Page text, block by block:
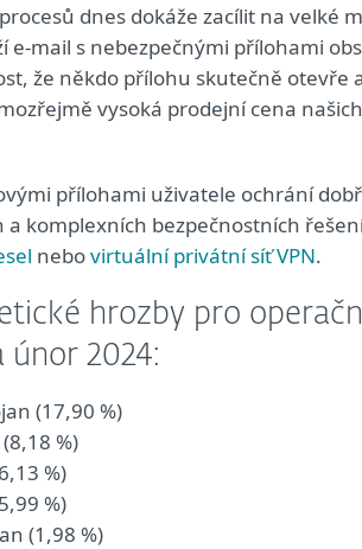
dnes dokáže zacílit na velké
e-mail s nebezpečnými přílohami
že někdo přílohu skutečně otevře
vysoká prodejní cena
přílohami uživatele ochrání
komplexních bezpečnostních
nebovirtuální privátní síť VPN.
hrozby pro
únor 2024:
(17,90 %)
%)
%)
%)
(1,98 %)